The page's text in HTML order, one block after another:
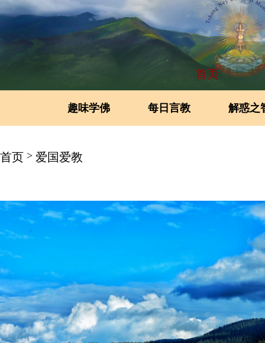
首页
趣味学佛 每日言教 解惑之
首页 > 爱国爱教